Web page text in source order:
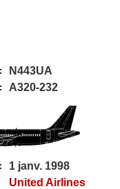
N443UA
A320-232
1 janv. 1998
United Airlines